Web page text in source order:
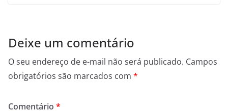
Deixe um comentário
O seu endereço de e-mail não será publicado. Campos
obrigatórios são marcados com *
Comentário *